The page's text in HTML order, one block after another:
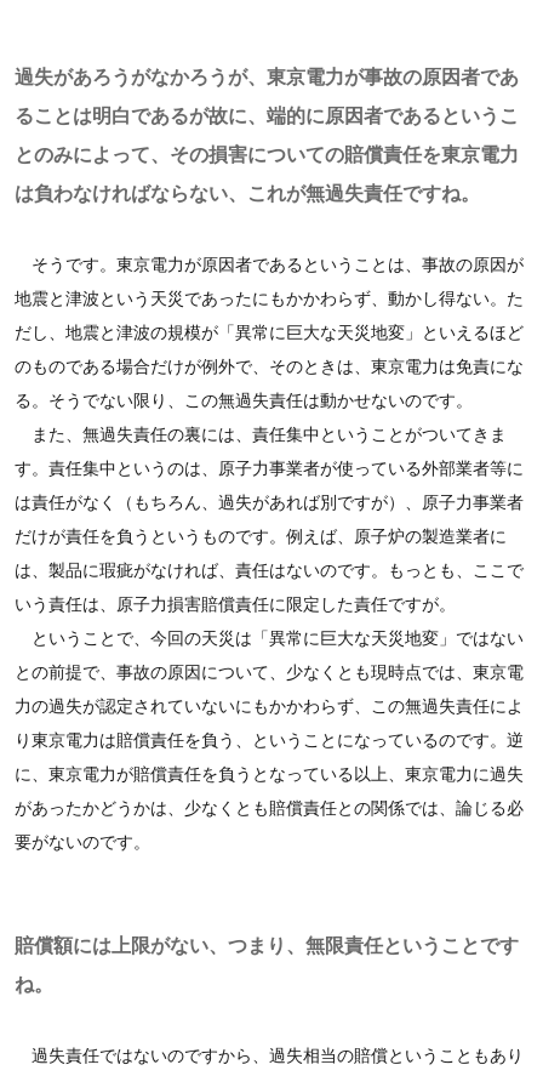
過失があろうがなかろうが、東京電力が事故の原因者であ
ることは明白であるが故に、端的に原因者であるというこ
とのみによって、その損害についての賠償責任を東京電力
は負わなければならない、これが無過失責任ですね。
そうです。東京電力が原因者であるということは、事故の原因が
地震と津波という天災であったにもかかわらず、動かし得ない。た
だし、地震と津波の規模が「異常に巨大な天災地変」といえるほど
のものである場合だけが例外で、そのときは、東京電力は免責にな
る。そうでない限り、この無過失責任は動かせないのです。
また、無過失責任の裏には、責任集中ということがついてきま
す。責任集中というのは、原子力事業者が使っている外部業者等に
は責任がなく（もちろん、過失があれば別ですが）、原子力事業者
だけが責任を負うというものです。例えば、原子炉の製造業者に
は、製品に瑕疵がなければ、責任はないのです。もっとも、ここで
いう責任は、原子力損害賠償責任に限定した責任ですが。
ということで、今回の天災は「異常に巨大な天災地変」ではない
との前提で、事故の原因について、少なくとも現時点では、東京電
力の過失が認定されていないにもかかわらず、この無過失責任によ
り東京電力は賠償責任を負う、ということになっているのです。逆
に、東京電力が賠償責任を負うとなっている以上、東京電力に過失
があったかどうかは、少なくとも賠償責任との関係では、論じる必
要がないのです。
賠償額には上限がない、つまり、無限責任ということです
ね。
過失責任ではないのですから、過失相当の賠償ということもあり